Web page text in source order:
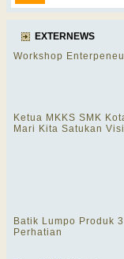
EXTERNEWS
Workshop
Ketua MKKS SMK
Mari Kita Satukan
Batik Lumpo Produk
Perhatian